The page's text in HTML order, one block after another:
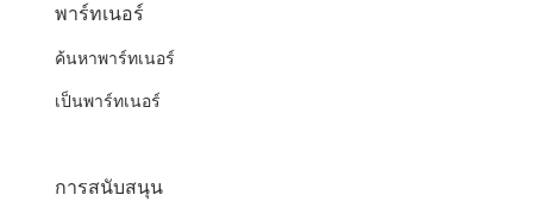
พาร์ทเนอร์
ค้นหาพาร์ทเนอร์
เป็นพาร์ทเนอร์
การสนับสนุน